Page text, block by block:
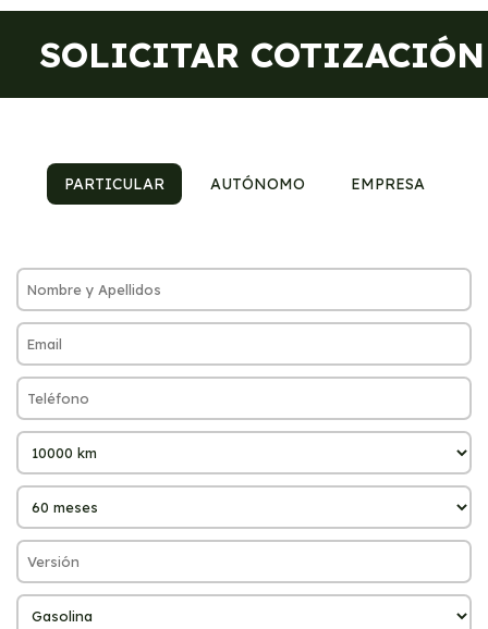
SOLICITAR COTIZACIÓN
PARTICULAR AUTÓNOMO EMPRESA